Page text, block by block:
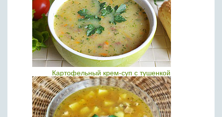
Картофельный крем-суп с тушенкой